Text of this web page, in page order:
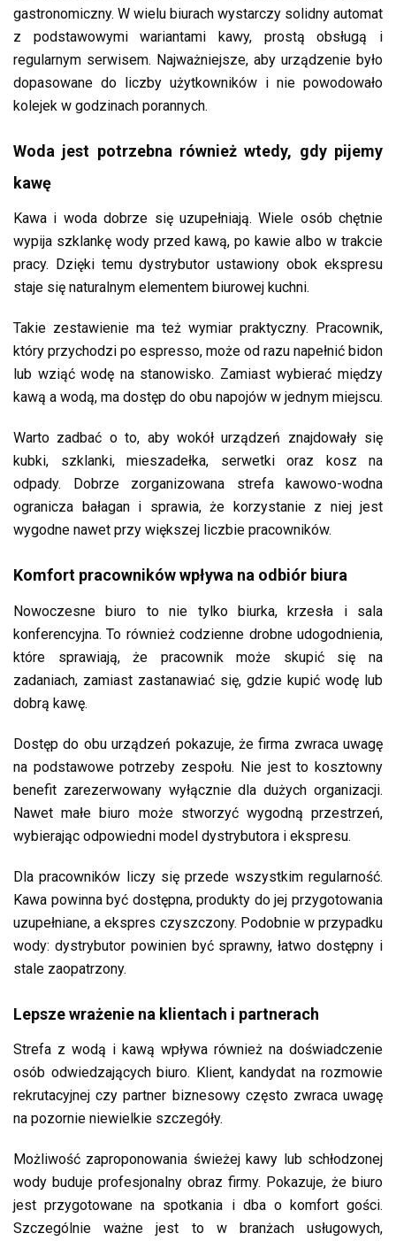
gastronomiczny. W wielu biurach wystarczy solidny automat
z podstawowymi wariantami kawy, prostą obsługą i
regularnym serwisem. Najważniejsze, aby urządzenie było
dopasowane do liczby użytkowników i nie powodowało
kolejek w godzinach porannych.
Woda jest potrzebna również wtedy, gdy pijemy
kawę
Kawa i woda dobrze się uzupełniają. Wiele osób chętnie
wypija szklankę wody przed kawą, po kawie albo w trakcie
pracy. Dzięki temu dystrybutor ustawiony obok ekspresu
staje się naturalnym elementem biurowej kuchni.
Takie zestawienie ma też wymiar praktyczny. Pracownik,
który przychodzi po espresso, może od razu napełnić bidon
lub wziąć wodę na stanowisko. Zamiast wybierać między
kawą a wodą, ma dostęp do obu napojów w jednym miejscu.
Warto zadbać o to, aby wokół urządzeń znajdowały się
kubki, szklanki, mieszadełka, serwetki oraz kosz na
odpady. Dobrze zorganizowana strefa kawowo-wodna
ogranicza bałagan i sprawia, że korzystanie z niej jest
wygodne nawet przy większej liczbie pracowników.
Komfort pracowników wpływa na odbiór biura
Nowoczesne biuro to nie tylko biurka, krzesła i sala
konferencyjna. To również codzienne drobne udogodnienia,
które sprawiają, że pracownik może skupić się na
zadaniach, zamiast zastanawiać się, gdzie kupić wodę lub
dobrą kawę.
Dostęp do obu urządzeń pokazuje, że firma zwraca uwagę
na podstawowe potrzeby zespołu. Nie jest to kosztowny
benefit zarezerwowany wyłącznie dla dużych organizacji.
Nawet małe biuro może stworzyć wygodną przestrzeń,
wybierając odpowiedni model dystrybutora i ekspresu.
Dla pracowników liczy się przede wszystkim regularność.
Kawa powinna być dostępna, produkty do jej przygotowania
uzupełniane, a ekspres czyszczony. Podobnie w przypadku
wody: dystrybutor powinien być sprawny, łatwo dostępny i
stale zaopatrzony.
Lepsze wrażenie na klientach i partnerach
Strefa z wodą i kawą wpływa również na doświadczenie
osób odwiedzających biuro. Klient, kandydat na rozmowie
rekrutacyjnej czy partner biznesowy często zwraca uwagę
na pozornie niewielkie szczegóły.
Możliwość zaproponowania świeżej kawy lub schłodzonej
wody buduje profesjonalny obraz firmy. Pokazuje, że biuro
jest przygotowane na spotkania i dba o komfort gości.
Szczególnie ważne jest to w branżach usługowych,